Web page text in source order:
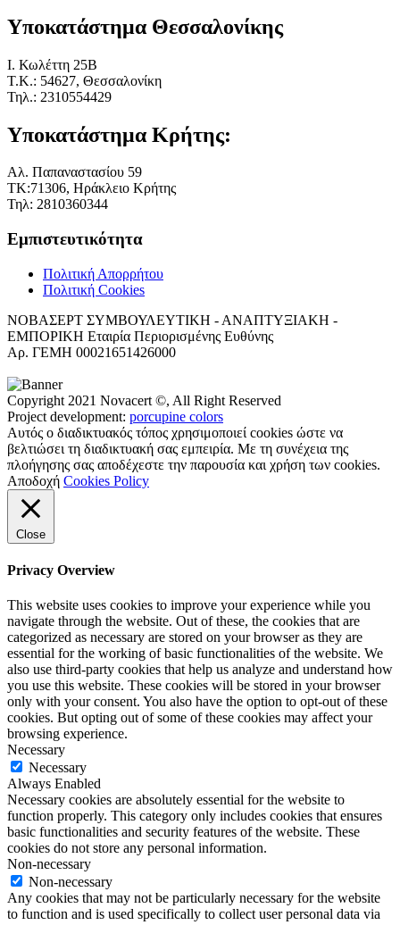
Υποκατάστημα Θεσσαλονίκης
I. Κωλέττη 25Β
Τ.Κ.: 54627, Θεσσαλονίκη
Τηλ.: 2310554429
Υποκατάστημα Κρήτης:
Αλ. Παπαναστασίου 59
ΤΚ:71306, Ηράκλειο Κρήτης
Τηλ: 2810360344
Εμπιστευτικότητα
Πολιτική Απορρήτου
Πολιτική Cookies
ΝΟΒΑΣΕΡΤ ΣΥΜΒΟΥΛΕΥΤΙΚΗ - ΑΝΑΠΤΥΞΙΑΚΗ -
ΕΜΠΟΡΙΚΗ Εταιρία Περιορισμένης Ευθύνης
Αρ. ΓΕΜΗ 00021651426000
Copyright 2021 Novacert ©, All Right Reserved
Project development: porcupine colors
Αυτός ο διαδικτυακός τόπος χρησιμοποιεί cookies ώστε να
βελτιώσει τη διαδικτυακή σας εμπειρία. Με τη συνέχεια της
πλοήγησης σας αποδέχεστε την παρουσία και χρήση των cookies.
Αποδοχή Cookies Policy
Close
Privacy Overview
This website uses cookies to improve your experience while you
navigate through the website. Out of these, the cookies that are
categorized as necessary are stored on your browser as they are
essential for the working of basic functionalities of the website. We
also use third-party cookies that help us analyze and understand how
you use this website. These cookies will be stored in your browser
only with your consent. You also have the option to opt-out of these
cookies. But opting out of some of these cookies may affect your
browsing experience.
Necessary
Necessary
Always Enabled
Necessary cookies are absolutely essential for the website to
function properly. This category only includes cookies that ensures
basic functionalities and security features of the website. These
cookies do not store any personal information.
Non-necessary
Non-necessary
Any cookies that may not be particularly necessary for the website
to function and is used specifically to collect user personal data via